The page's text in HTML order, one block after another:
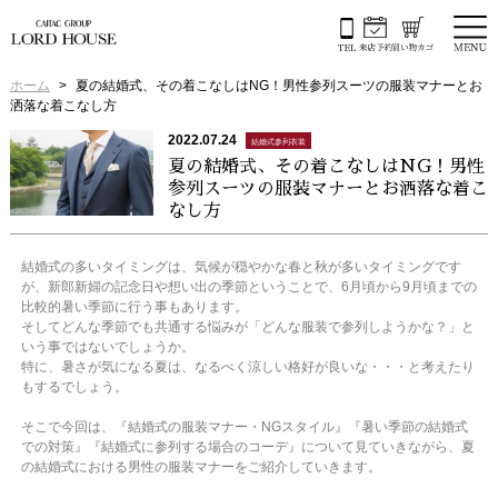
ホーム
夏の結婚式、その着こなしはNG！男性参列スーツの服装マナーとお
洒落な着こなし方
2022.07.24 結婚式参列衣装
夏の結婚式、その着こなしはNG！男性
参列スーツの服装マナーとお洒落な着こ
なし方
結婚式の多いタイミングは、気候が穏やかな春と秋が多いタイミングです
が、新郎新婦の記念日や想い出の季節ということで、6月頃から9月頃までの
比較的暑い季節に行う事もあります。
そしてどんな季節でも共通する悩みが「どんな服装で参列しようかな？」と
いう事ではないでしょうか。
特に、暑さが気になる夏は、なるべく涼しい格好が良いな・・・と考えたり
もするでしょう。
そこで今回は、『結婚式の服装マナー・NGスタイル』『暑い季節の結婚式
での対策』『結婚式に参列する場合のコーデ』について見ていきながら、夏
の結婚式における男性の服装マナーをご紹介していきます。